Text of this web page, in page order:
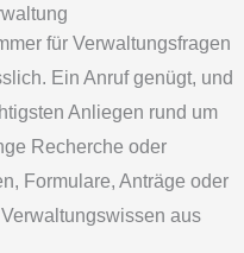
für Verwaltungsfragen
Ein Anruf genügt, und
Anliegen rund um
Recherche oder
Formulare, Anträge oder
aus